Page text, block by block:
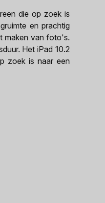
die op zoek is
en prachtig
maken van foto's.
Het iPad 10.2
zoek is naar een